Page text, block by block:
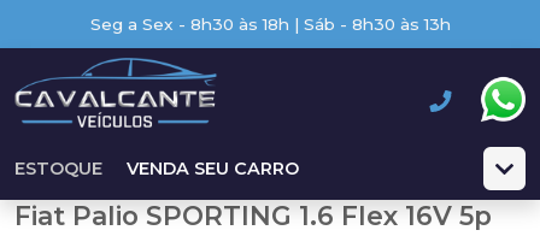
Seg a Sex - 8h30 às 18h | Sáb - 8h30 às 13h
ESTOQUE VENDA SEU CARRO
Fiat Palio SPORTING 1.6 Flex 16V 5p